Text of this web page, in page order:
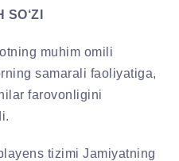
SO‘ZI
muhim omili
samarali faoliyatiga,
farovonligini
tizimi Jamiyatning